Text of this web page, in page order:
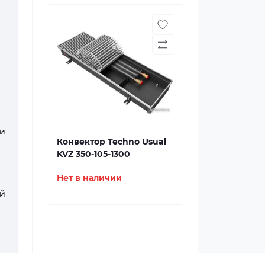
Конвектор Techno Usual
KVZ 350-105-1300
Нет в наличии